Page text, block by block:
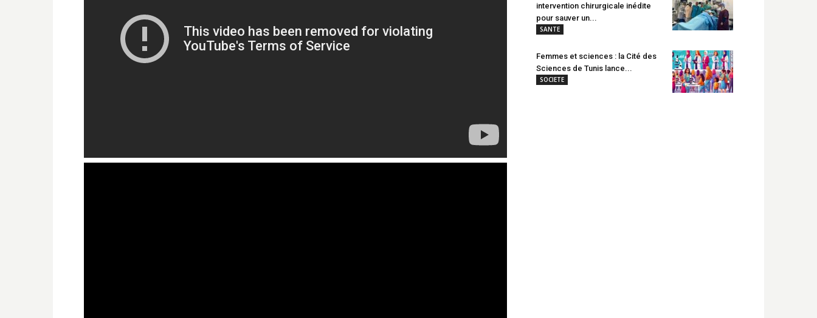
intervention chirurgicale inédite
pour sauver un...
SANTE
Femmes et sciences : la Cité des
Sciences de Tunis lance...
SOCIETE